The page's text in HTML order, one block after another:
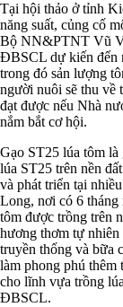
Tại hội thảo ở tỉnh
năng suất, củng cố
Bộ NN&PTNT Vũ
ĐBSCL dự kiến ​​đến
trong đó sản lượng
người nuôi sẽ thu về
đạt được nếu Nhà
nắm bắt cơ hội.
Gạo ST25 lúa tôm
lúa ST25 trên nền
và phát triển tại
Long, nơi có 6 tháng
tôm được trồng trên
hương thơm tự nhiên
truyền thống và bữa
làm phong phú
cho lĩnh vựa trồng
ĐBSCL.